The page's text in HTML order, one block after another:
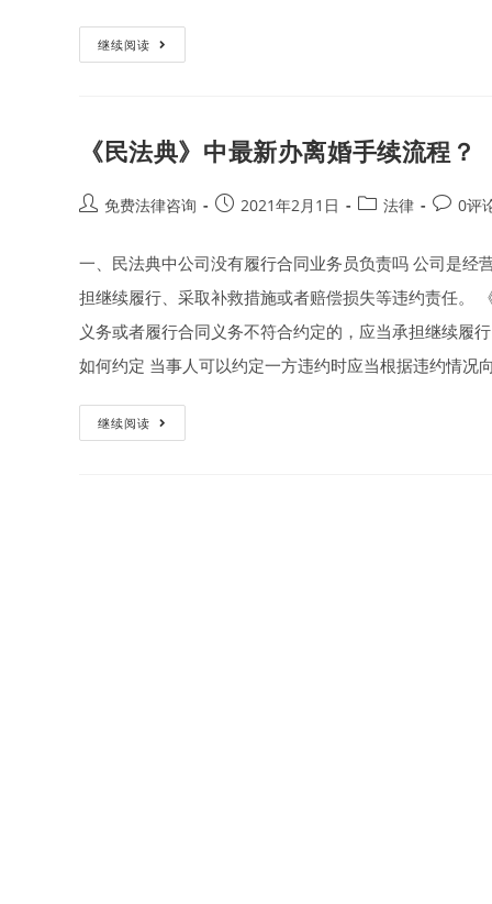
继续阅读 离
婚
的
50
个
律
要
《民
法
典》
新
规）
《民法典》中最新办离婚手续流程？
Post免费法律咨询
Post2021年2月1日
Post法律
Post0评
一、民法典中公司没有履行合同业务员负责吗 公司是
担继续履行、采取补救措施或者赔偿损失等违约责任。
义务或者履行合同义务不符合约定的，应当承担继续履
如何约定 当事人可以约定一方违约时应当根据违约情况
继续阅读 《民
法